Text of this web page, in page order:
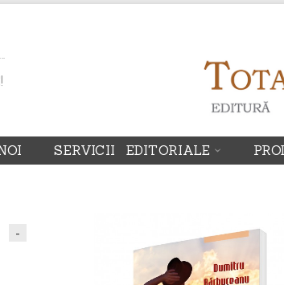
SERVICII EDITORIALE